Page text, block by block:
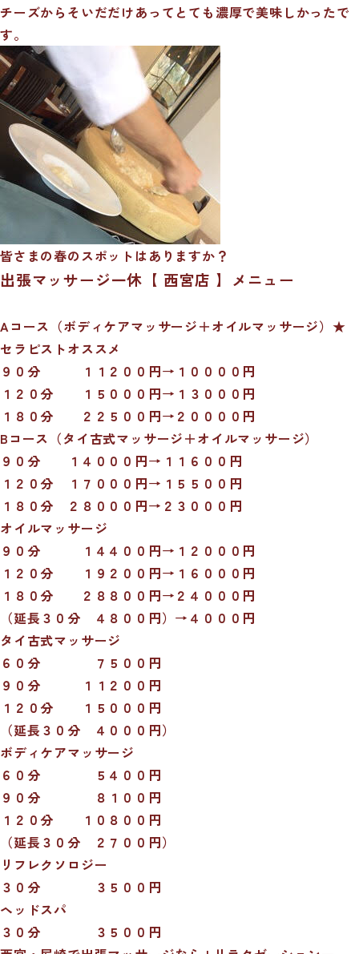
チーズからそいだだけあってとても濃厚で美味しかったで
す。
皆さまの春のスポットはありますか？
出張マッサージ一休【 西宮店 】メニュー
Aコース（ボディケアマッサージ＋オイルマッサージ）★
セラピストオススメ
９０分 １１２００円→１００００円
１２０分 １５０００円→１３０００円
１８０分 ２２５００円→２００００円
Bコース（タイ古式マッサージ＋オイルマッサージ）
９０分 １４０００円→１１６００円
１２０分 １７０００円→１５５００円
１８０分 ２８０００円→２３０００円
オイルマッサージ
９０分 １４４００円→１２０００円
１２０分 １９２００円→１６０００円
１８０分 ２８８００円→２４０００円
（延長３０分 ４８００円）→４０００円
タイ古式マッサージ
６０分 ７５００円
９０分 １１２００円
１２０分 １５０００円
（延長３０分 ４０００円）
ボディケアマッサージ
６０分 ５４００円
９０分 ８１００円
１２０分 １０８００円
（延長３０分 ２７００円）
リフレクソロジー
３０分 ３５００円
ヘッドスパ
３０分 ３５００円